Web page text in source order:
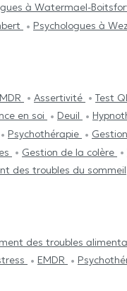
à Watermael-
Psychologues à
Assertivité Test QI
en soi Deuil
Psychothérapie
Gestion de la colère
des troubles du sommeil
des troubles
EMDR